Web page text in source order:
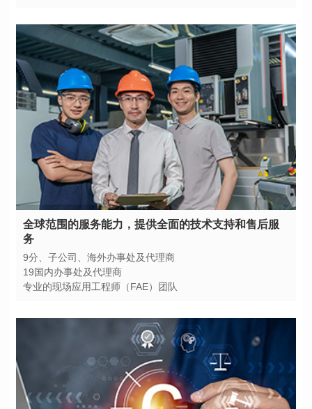
务
9分、子公司、海外办事处及代理商
19国内办事处及代理商
专业的现场应用工程师（FAE）团队